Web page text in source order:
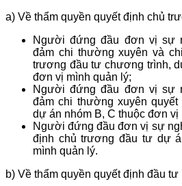
a) Về thẩm quyền quyết định chủ
Người đứng đầu đơn vị sự
đảm chi thường xuyên và
trương đầu tư chương trình,
đơn vị mình quản lý;
Người đứng đầu đơn vị sự
đảm chi thường xuyên
dự án nhóm B, C thuộc đơn vị
Người đứng đầu đơn vị sự
định chủ trương đầu tư dự
mình quản lý.
b) Về thẩm quyền quyết định đầu tư